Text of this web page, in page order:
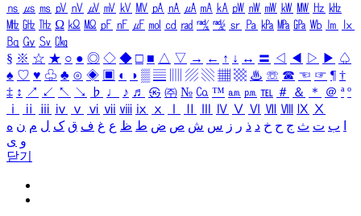
㎱ ㎲ ㎳ ㎴ ㎵ ㎶ ㎷ ㎸ ㎹ ㎀ ㎁ ㎂ ㎃ ㎄ ㎺ ㎻ ㎽ ㎾ ㎿ ㎐ ㎑
㎒ ㎓ ㎔ Ω ㏀ ㏁ ㎊ ㎋ ㎌ ㏖ ㏅ ㎭ ㎮ ㎯ ㏛ ㎩ ㎪ ㎫ ㎬ ㏝ ㏐
㏓
㏃ ㏉ ㏜ ㏆
§ ※ ☆ ★ ○ ● ◎ ◇ ◆ □ ■ △ ▽ → ← ↑ ↓ ↔ 〓 ◁ ◀ ▷ ▶ ♤
♠ ♡ ♥ ♧ ♣ ⊙ ◈ ▣ ◐ ◑ ▒ ▤ ▨ ▧ ▦ ▩ ♨ ☏ ☎ ☜ ☞ ¶ †
‡ ↕ ↗ ↙ ↖ ↘ ♭ ♩ ♪ ♬ ㉿ ㈜ № ㏇ ™ ㏂ ㏘ ℡ ＃ ＆ ＊ ＠ ª º
ⅰ
ⅱ ⅲ ⅳ ⅴ ⅵ ⅶ ⅷ ⅸ ⅹ Ⅳ Ⅴ Ⅵ Ⅶ Ⅷ Ⅸ Ⅹ
ب ت ث ج ح خ د ذ ر ز س ش ص ض ط ظ ع غ ف ق ک ل م ن ه
و ی
닫기